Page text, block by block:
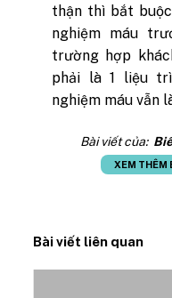
thận thì bắt
nghiệm máu
trường hợp
phải là 1 liệu
nghiệm máu vẫn
Bài viết của:
XEM THÊM
Bài viết liên quan